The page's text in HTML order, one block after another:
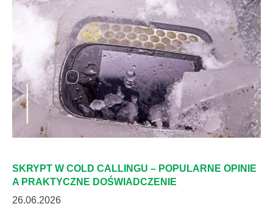
SKRYPT W COLD CALLINGU – POPULARNE OPINIE
A PRAKTYCZNE DOŚWIADCZENIE
26.06.2026